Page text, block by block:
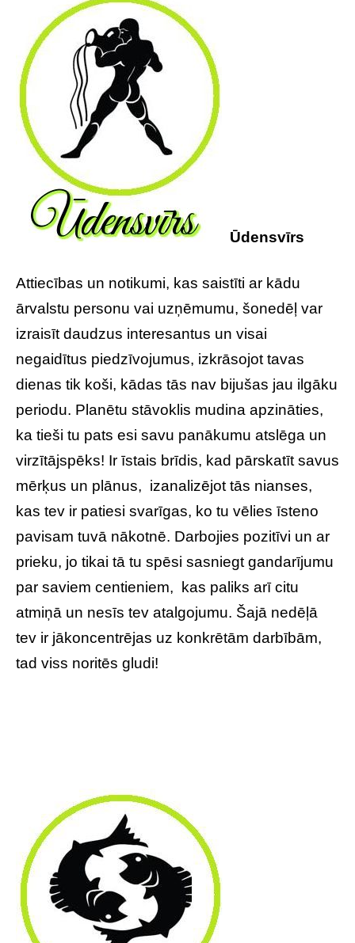
Ūdensvīrs
Attiecības un notikumi, kas saistīti ar kādu
ārvalstu personu vai uzņēmumu, šonedēļ var
izraisīt daudzus interesantus un visai
negaidītus piedzīvojumus, izkrāsojot tavas
dienas tik koši, kādas tās nav bijušas jau ilgāku
periodu. Planētu stāvoklis mudina apzināties,
ka tieši tu pats esi savu panākumu atslēga un
virzītājspēks! Ir īstais brīdis, kad pārskatīt savus
mērķus un plānus, izanalizējot tās nianses,
kas tev ir patiesi svarīgas, ko tu vēlies īsteno
pavisam tuvā nākotnē. Darbojies pozitīvi un ar
prieku, jo tikai tā tu spēsi sasniegt gandarījumu
par saviem centieniem, kas paliks arī citu
atmiņā un nesīs tev atalgojumu. Šajā nedēļā
tev ir jākoncentrējas uz konkrētām darbībām,
tad viss noritēs gludi!